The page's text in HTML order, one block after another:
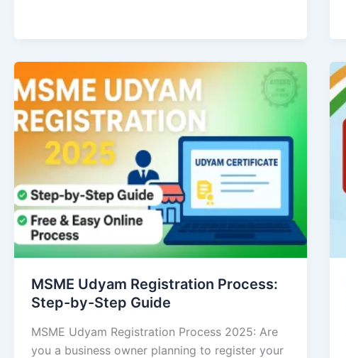
MSME Udyam Registration Process:
Step-by-Step Guide
MSME Udyam Registration Process 2025: Are
you a business owner planning to register your